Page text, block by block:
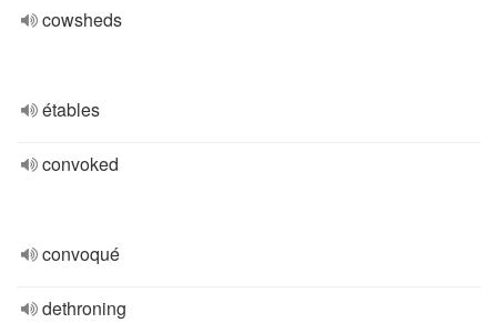
cowsheds
étables
convoked
convoqué
dethroning